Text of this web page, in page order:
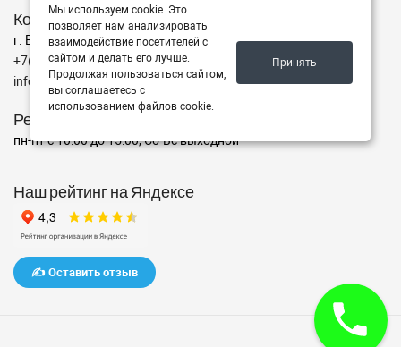
Контакты
г. Волгоград ул. ул. маршала Еременко 98
+7(962)760-02-00
info@avtomarket34.ru
Режим работы
пн-пт с 10:00 до 15:00, Сб-Вс выходной
Наш рейтинг на Яндексе
✍️ Оставить отзыв
Мы используем cookie. Это
позволяет нам анализировать
взаимодействие посетителей с
сайтом и делать его лучше.
Продолжая пользоваться сайтом,
вы соглашаетесь с
использованием файлов cookie.
Принять